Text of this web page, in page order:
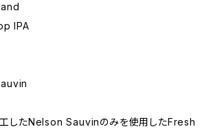
IPA
したNelson Sauvinのみを使用したFresh